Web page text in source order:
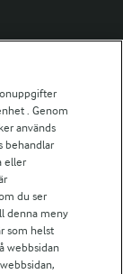
. Genom
används
behandlar
eller
du ser
denna meny
som helst
webbsidan